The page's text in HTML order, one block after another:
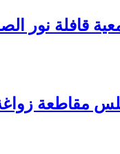
قافلة نور
زواغة